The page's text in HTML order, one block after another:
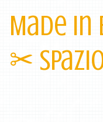
Passa
Made
✂︎